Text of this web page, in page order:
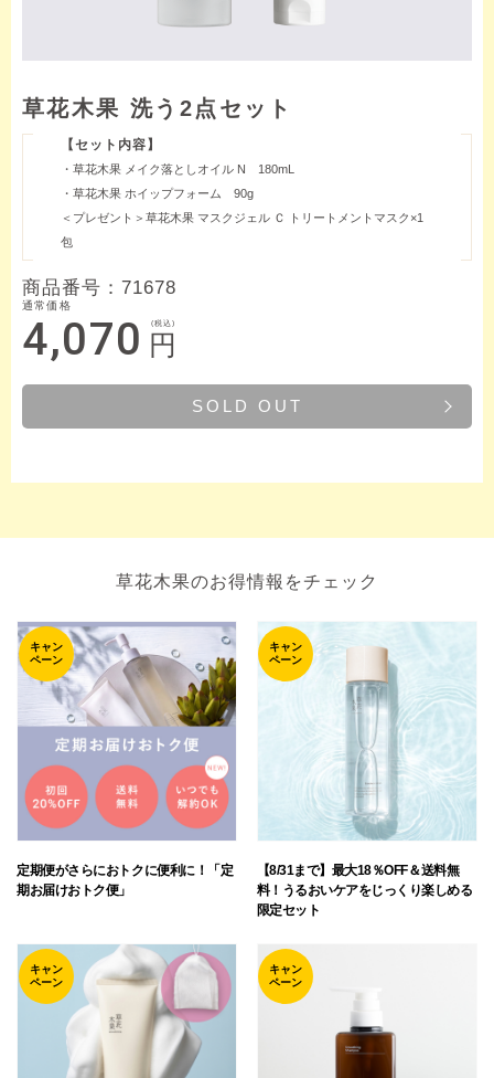
草花木果 洗う2点セット
【セット内容】
・草花木果 メイク落としオイル N 180mL
・草花木果 ホイップフォーム 90g
＜プレゼント＞草花木果 マスクジェル Ｃ トリートメントマスク×1
包
商品番号： 71678
通常価格
4,070 円
(税込)
SOLD OUT
草花木果のお得情報をチェック
キャン
ペーン
定期便がさらにおトクに便利に！「定
期お届けおトク便」
キャン
ペーン
【8/31まで】最大18％OFF＆送料無
料！うるおいケアをじっくり楽しめる
限定セット
キャン
ペーン
キャン
ペーン